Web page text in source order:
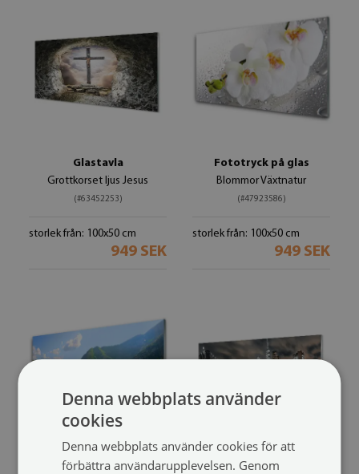
Glastavla
Grottkorset ljus Jesus
(#63452253)
storlek från: 100x50 cm
949 SEK
Fototryck på glas
Blommor Växtnatur
(#47923586)
storlek från: 100x50 cm
949 SEK
Glasbild
Bild på glas
Denna webbplats använder
cookies
Denna webbplats använder cookies för att
förbättra användarupplevelsen. Genom